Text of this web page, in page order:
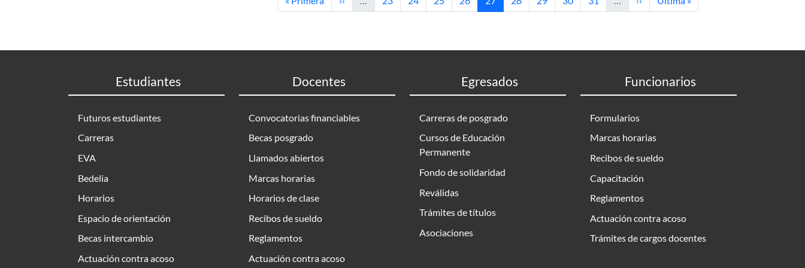
Estudiantes
Futuros estudiantes
Carreras
EVA
Bedelia
Horarios
Espacio de orientación
Becas intercambio
Actuación contra acoso
Docentes
Convocatorias financiables
Becas posgrado
Llamados abiertos
Marcas horarias
Horarios de clase
Recibos de sueldo
Reglamentos
Actuación contra acoso
Egresados
Carreras de posgrado
Cursos de Educación
Permanente
Fondo de solidaridad
Reválidas
Trámites de títulos
Asociaciones
Funcionarios
Formularios
Marcas horarias
Recibos de sueldo
Capacitación
Reglamentos
Actuación contra acoso
Trámites de cargos docentes